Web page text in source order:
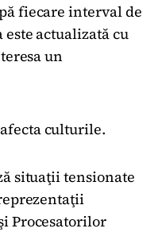
fiecare interval de
este actualizată cu
un
culturile.
situaţii tensionate
Procesatorilor